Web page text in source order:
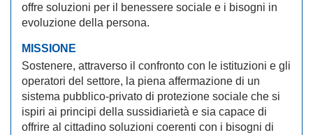
offre soluzioni per il benessere sociale e i bisogni in
evoluzione della persona.
MISSIONE
Sostenere, attraverso il confronto con le istituzioni e gli
operatori del settore, la piena affermazione di un
sistema pubblico-privato di protezione sociale che si
ispiri ai principi della sussidiarietà e sia capace di
offrire al cittadino soluzioni coerenti con i bisogni di